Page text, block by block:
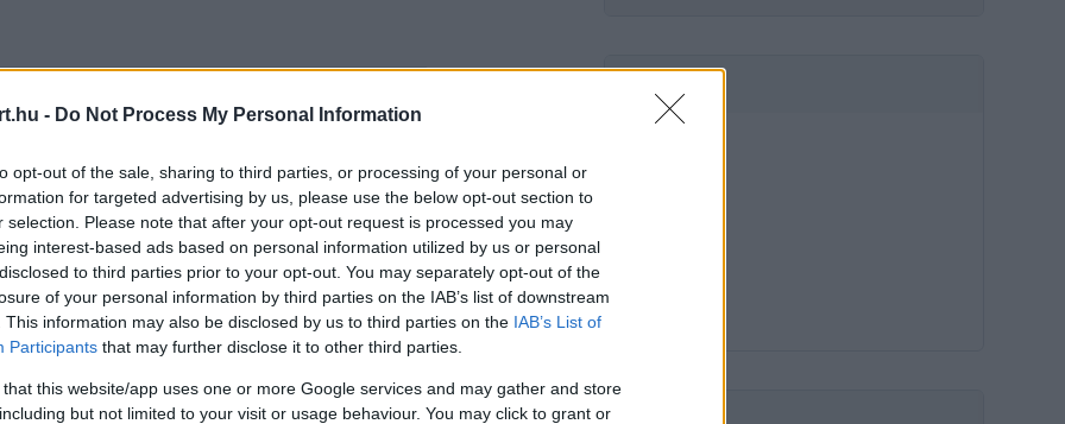
- Do Not Process My Personal Information
opt-out of the sale, sharing to third parties, or processing of your personal or
for targeted advertising by us, please use the below opt-out section to
selection. Please note that after your opt-out request is processed you may
interest-based ads based on personal information utilized by us or personal
to third parties prior to your opt-out. You may separately opt-out of the
of your personal information by third parties on the IAB’s list of downstream
This information may also be disclosed by us to third parties on the IAB’s List of
Participants that may further disclose it to other third parties.
that this website/app uses one or more Google services and may gather and store
but not limited to your visit or usage behaviour. You may click to grant or
the server or network failed or because the